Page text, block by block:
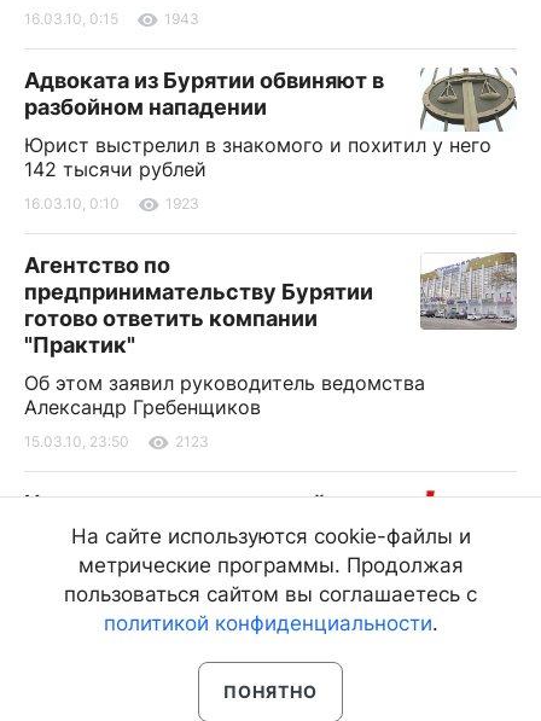
16.03.10, 0:15 1943
Адвоката из Бурятии обвиняют в
разбойном нападении
Юрист выстрелил в знакомого и похитил у него
142 тысячи рублей
16.03.10, 0:10 1923
Агентство по
предпринимательству Бурятии
готово ответить компании
"Практик"
Об этом заявил руководитель ведомства
Александр Гребенщиков
15.03.10, 23:50 2123
Новые возможности на сайте
"Информ Полис online"
На сайте www.infpol.ru открыты новые рубрики
"Фото дня", "Видео", "Наболело!"
15.03.10, 23:00 5034
На сайте используются cookie-файлы и
метрические программы. Продолжая
пользоваться сайтом вы соглашаетесь с
политикой конфиденциальности.
ПОНЯТНО